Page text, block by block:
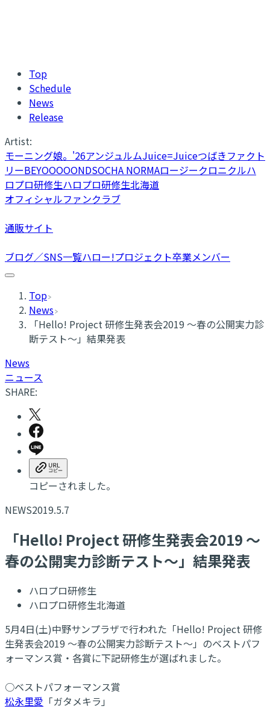
Top
Schedule
News
Release
Artist:
モーニング娘。'26アンジュルムJuice=Juiceつばきファクト
リーBEYOOOOONDSOCHA NORMAロージークロニクルハ
ロプロ研修生ハロプロ研修生北海道
オフィシャルファンクラブ
通販サイト
ブログ／SNS一覧ハロー!プロジェクト卒業メンバー
Top
News
「Hello! Project 研修生発表会2019 ～春の公開実力診
断テスト～」結果発表
News
ニュース
SHARE:
コピーされました。
NEWS2019.5.7
「Hello! Project 研修生発表会2019 ～
春の公開実力診断テスト～」結果発表
ハロプロ研修生
ハロプロ研修生北海道
5月4日(土)中野サンプラザで行われた「Hello! Project 研修
生発表会2019 ～春の公開実力診断テスト～」のベストパフ
ォーマンス賞・各賞に下記研修生が選ばれました。
○ベストパフォーマンス賞
松永里愛 「ガタメキラ」